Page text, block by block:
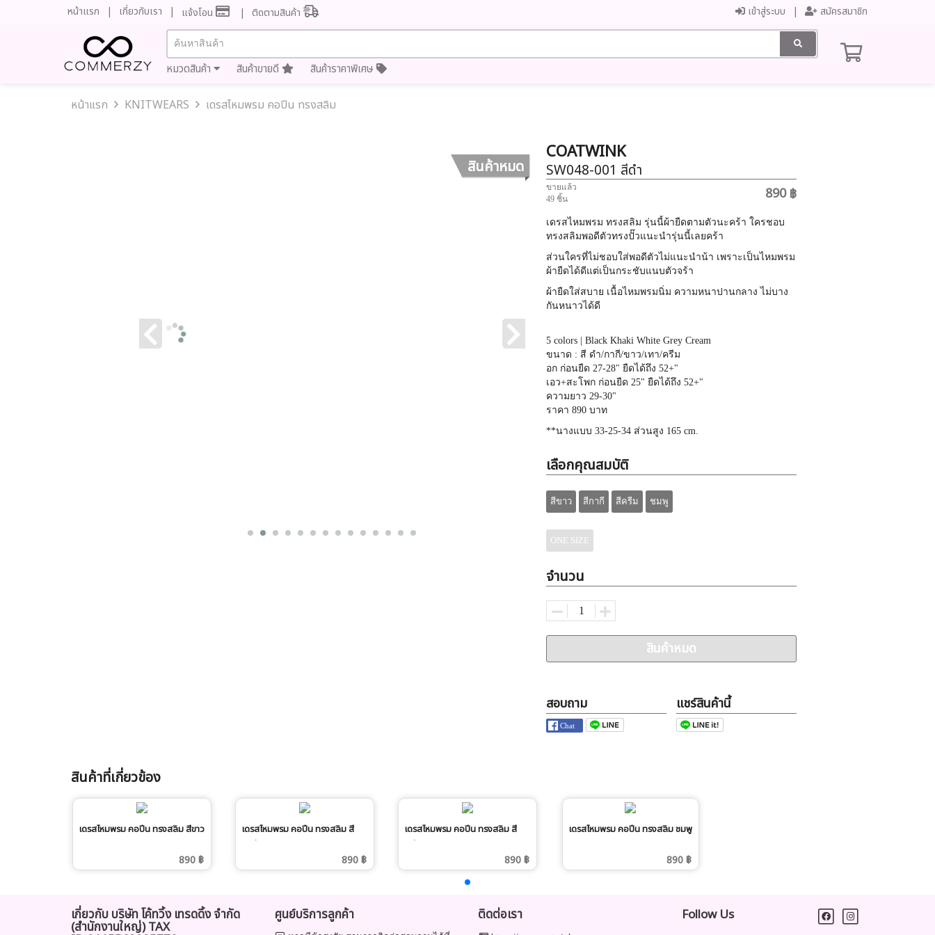
หน้าแรก เกี่ยวกับเรา แจ้งโอน ติดตามสินค้า เข้าสู่ระบบ สมัครสมาชิก
หมวดสินค้า สินค้าขายดี สินค้าราคาพิเศษ
หน้าแรก KNITWEARS เดรสไหมพรม คอปีน ทรงสลิม
สินค้าหมด
COATWINK
SW048-001 สีดำ
890 ฿
ขายแล้ว
49 ชิ้น
เดรสไหมพรม ทรงสลิม รุ่นนี้ผ้ายืดตามตัวนะคร้า ใครชอบ
ทรงสลิมพอดีตัวทรงปั๊วแนะนำรุ่นนี้เลยคร้า
ส่วนใครที่ไม่ชอบใส่พอดีตัวไม่แนะนำน้า เพราะเป็นไหมพรม
ผ้ายืดได้ดีแต่เป็นกระชับแนบตัวจร้า
ผ้ายืดใส่สบาย เนื้อไหมพรมนิ่ม ความหนาปานกลาง ไม่บาง
กันหนาวได้ดี
5 colors | Black Khaki White Grey Cream
ขนาด : สี ดำ/กากี/ขาว/เทา/ครีม
อก ก่อนยืด 27-28" ยืดได้ถึง 52+"
เอว+สะโพก ก่อนยืด 25" ยืดได้ถึง 52+"
ความยาว 29-30"
ราคา 890 บาท
**นางแบบ 33-25-34 ส่วนสูง 165 cm.
เลือกคุณสมบัติ
สีขาว สีกากี สีครีม ชมพู
ONE SIZE
จำนวน
สินค้าหมด
สอบถาม แชร์สินค้านี้
สินค้าที่เกี่ยวข้อง
เดรสไหมพรม คอปีน ทรงสลิม สีขาว
890 ฿
เดรสไหมพรม คอปีน ทรงสลิม สี
กากี
890 ฿
เดรสไหมพรม คอปีน ทรงสลิม สี
ครีม
890 ฿
เดรสไหมพรม คอปีน ทรงสลิม ชมพู
890 ฿
เกี่ยวกับ บริษัท โค้ทวิ้ง เทรดดิ้ง จำกัด
(สำนักงานใหญ่) TAX
ศูนย์บริการลูกค้า ติดต่อเรา Follow Us